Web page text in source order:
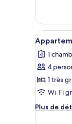
Confort
le
type
de
chambre
Confort
Afficher
toutes
les
photos
pour
ce
type
de
23
1
4
1 très
Wi-Fi
Plus de
Plus